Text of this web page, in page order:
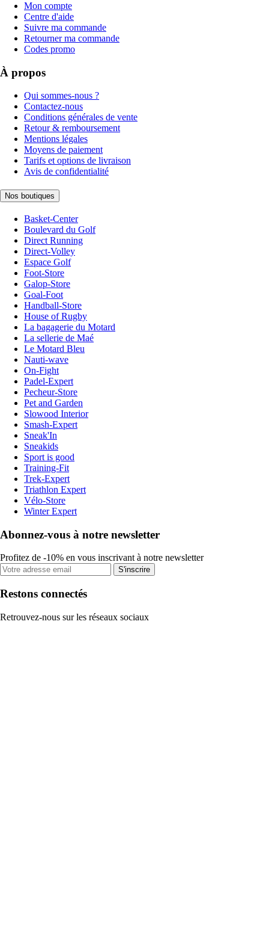
Mon compte
Centre d'aide
Suivre ma commande
Retourner ma commande
Codes promo
À propos
Qui sommes-nous ?
Contactez-nous
Conditions générales de vente
Retour & remboursement
Mentions légales
Moyens de paiement
Tarifs et options de livraison
Avis de confidentialité
Nos boutiques
Basket-Center
Boulevard du Golf
Direct Running
Direct-Volley
Espace Golf
Foot-Store
Galop-Store
Goal-Foot
Handball-Store
House of Rugby
La bagagerie du Motard
La sellerie de Maé
Le Motard Bleu
Nauti-wave
On-Fight
Padel-Expert
Pecheur-Store
Pet and Garden
Slowood Interior
Smash-Expert
Sneak'In
Sneakids
Sport is good
Training-Fit
Trek-Expert
Triathlon Expert
Vélo-Store
Winter Expert
Abonnez-vous à notre newsletter
Profitez de -10% en vous inscrivant à notre newsletter
S'inscrire
Restons connectés
Retrouvez-nous sur les réseaux sociaux